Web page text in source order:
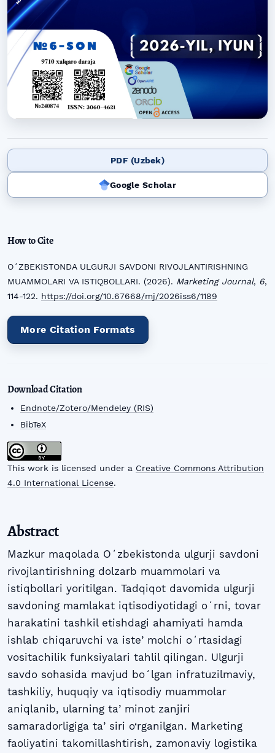
PDF (Uzbek)
Google Scholar
How to Cite
OʻZBEKISTONDA ULGURJI SAVDONI RIVOJLANTIRISHNING
MUAMMOLARI VA ISTIQBOLLARI. (2026). Marketing Journal, 6,
114-122. https://doi.org/10.67668/mj/2026iss6/1189
More Citation Formats
Download Citation
Endnote/Zotero/Mendeley (RIS)
BibTeX
This work is licensed under a Creative Commons Attribution
4.0 International License.
Abstract
Mazkur maqolada Oʻzbekistonda ulgurji savdoni
rivojlantirishning dolzarb muammolari va
istiqbollari yoritilgan. Tadqiqot davomida ulgurji
savdoning mamlakat iqtisodiyotidagi oʻrni, tovar
harakatini tashkil etishdagi ahamiyati hamda
ishlab chiqaruvchi va isteʼmolchi oʻrtasidagi
vositachilik funksiyalari tahlil qilingan. Ulgurji
savdo sohasida mavjud boʻlgan infratuzilmaviy,
tashkiliy, huquqiy va iqtisodiy muammolar
aniqlanib, ularning taʼminot zanjiri
samaradorligiga taʼsiri o‘rganilgan. Marketing
faoliyatini takomillashtirish, zamonaviy logistika